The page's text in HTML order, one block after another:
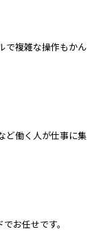
で複雑な操作もかん
ど働く人が仕事に集
お任せです。